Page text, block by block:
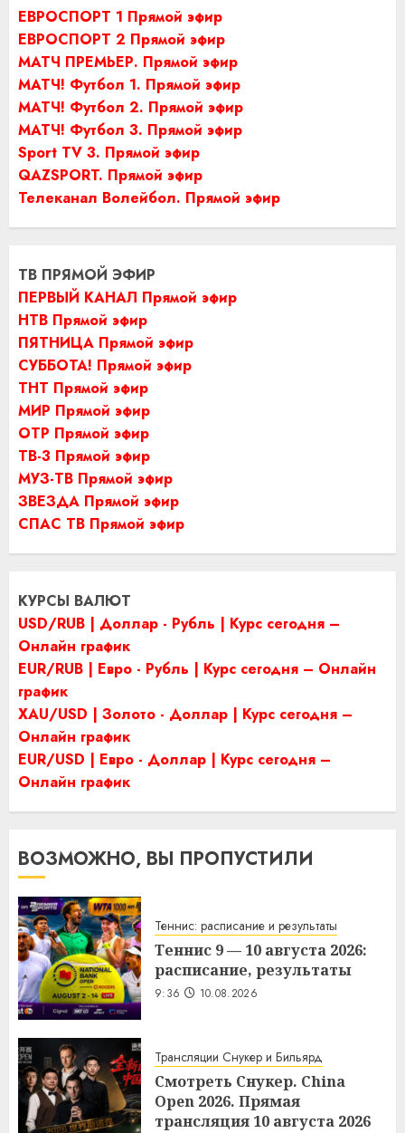
ЕВРОСПОРТ 1 Прямой эфир
ЕВРОСПОРТ 2 Прямой эфир
МАТЧ ПРЕМЬЕР. Прямой эфир
МАТЧ! Футбол 1. Прямой эфир
МАТЧ! Футбол 2. Прямой эфир
МАТЧ! Футбол 3. Прямой эфир
Sport TV 3. Прямой эфир
QAZSPORT. Прямой эфир
Телеканал Волейбол. Прямой эфир
ТВ ПРЯМОЙ ЭФИР
ПЕРВЫЙ КАНАЛ Прямой эфир
НТВ Прямой эфир
ПЯТНИЦА Прямой эфир
СУББОТА! Прямой эфир
ТНТ Прямой эфир
МИР Прямой эфир
ОТР Прямой эфир
ТВ-3 Прямой эфир
МУЗ-ТВ Прямой эфир
ЗВЕЗДА Прямой эфир
СПАС ТВ Прямой эфир
КУРСЫ ВАЛЮТ
USD/RUB | Доллар - Рубль | Курс сегодня –
Онлайн график
EUR/RUB | Евро - Рубль | Курс сегодня – Онлайн
график
XAU/USD | Золото - Доллар | Курс сегодня –
Онлайн график
EUR/USD | Евро - Доллар | Курс сегодня –
Онлайн график
ВОЗМОЖНО, ВЫ ПРОПУСТИЛИ
Теннис: расписание и результаты
Теннис 9 — 10 августа 2026:
расписание, результаты
9:36 10.08.2026
Трансляции Снукер и Бильярд
Смотреть Снукер. China
Open 2026. Прямая
трансляция 10 августа 2026